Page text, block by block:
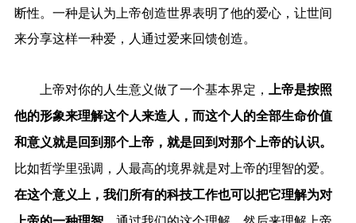
断性。一种是认为上帝创造世界表明了他的爱心，让世间
来分享这样一种爱，人通过爱来回馈创造。
上帝对你的人生意义做了一个基本界定，
上帝是按照
他的形象来理解这个人来造人，而这个人的全部生命价值
和意义就是回到那个上帝，就是回到对那个上帝的认识。
比如哲学里强调，人最高的境界就是对上帝的理智的爱。
在这个意义上，我们所有的科技工作也可以把它理解为对